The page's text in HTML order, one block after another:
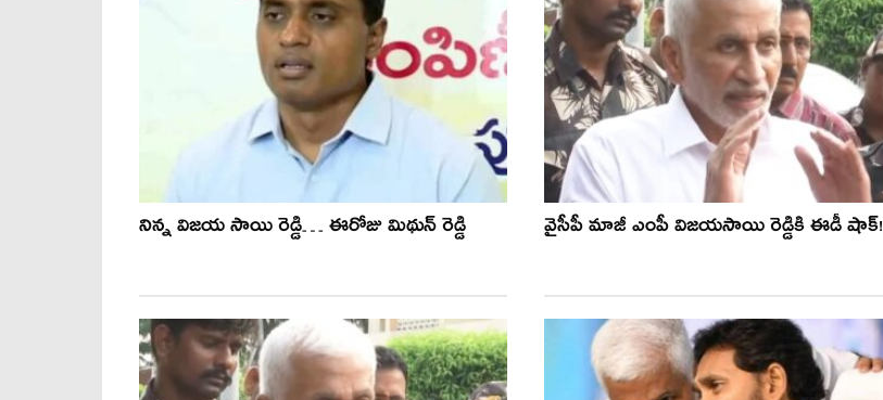
నిన్న విజయ సాయి రెడ్డి… ఈరోజు మిథున్ రెడ్డి వైసీపీ మాజీ ఎంపీ విజయసాయి రెడ్డికి ఈడీ షాక్!